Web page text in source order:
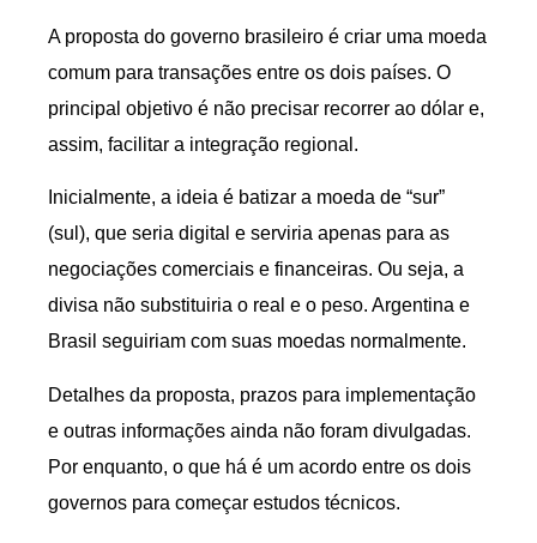
A proposta do governo brasileiro é criar uma moeda
comum para transações entre os dois países. O
principal objetivo é não precisar recorrer ao dólar e,
assim, facilitar a integração regional.
Inicialmente, a ideia é batizar a moeda de “sur”
(sul), que seria digital e serviria apenas para as
negociações comerciais e financeiras. Ou seja, a
divisa não substituiria o real e o peso. Argentina e
Brasil seguiriam com suas moedas normalmente.
Detalhes da proposta, prazos para implementação
e outras informações ainda não foram divulgadas.
Por enquanto, o que há é um acordo entre os dois
governos para começar estudos técnicos.